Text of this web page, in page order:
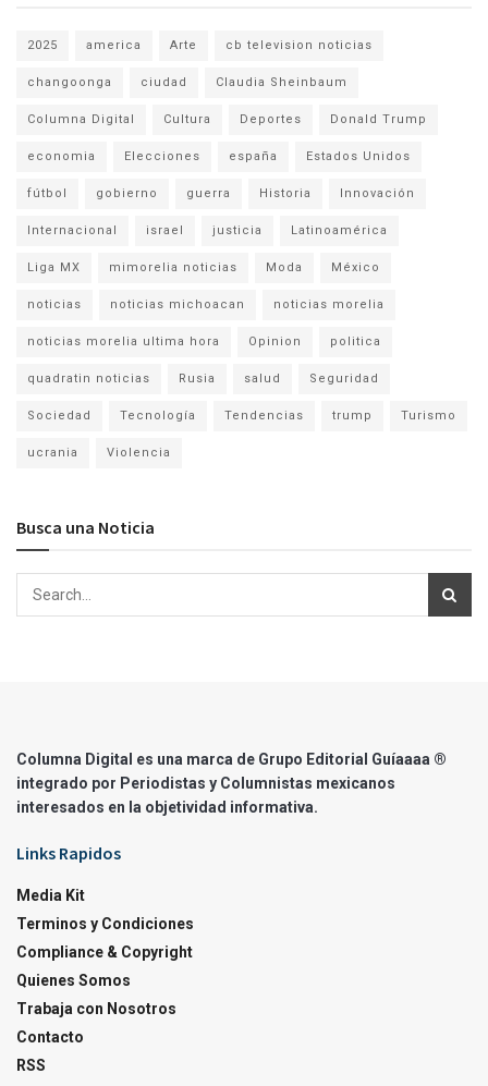
2025 america Arte cb television noticias
changoonga ciudad Claudia Sheinbaum
Columna Digital Cultura Deportes Donald Trump
economia Elecciones españa Estados Unidos
fútbol gobierno guerra Historia Innovación
Internacional israel justicia Latinoamérica
Liga MX mimorelia noticias Moda México
noticias noticias michoacan noticias morelia
noticias morelia ultima hora Opinion politica
quadratin noticias Rusia salud Seguridad
Sociedad Tecnología Tendencias trump Turismo
ucrania Violencia
Busca una Noticia
Columna Digital es una marca de Grupo Editorial Guíaaaa ®
integrado por Periodistas y Columnistas mexicanos
interesados en la objetividad informativa.
Links Rapidos
Media Kit
Terminos y Condiciones
Compliance & Copyright
Quienes Somos
Trabaja con Nosotros
Contacto
RSS